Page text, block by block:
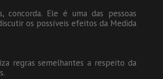
Ele é uma das pessoas
os possíveis efeitos da Medida
regras semelhantes a respeito da